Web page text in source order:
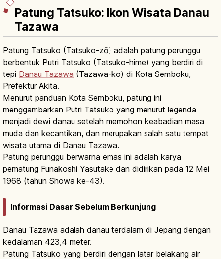
Patung Tatsuko: Ikon Wisata Danau
Tazawa
Patung Tatsuko (Tatsuko-zō) adalah patung perunggu
berbentuk Putri Tatsuko (Tatsuko-hime) yang berdiri di
tepi Danau Tazawa (Tazawa-ko) di Kota Semboku,
Prefektur Akita.
Menurut panduan Kota Semboku, patung ini
menggambarkan Putri Tatsuko yang menurut legenda
menjadi dewi danau setelah memohon keabadian masa
muda dan kecantikan, dan merupakan salah satu tempat
wisata utama di Danau Tazawa.
Patung perunggu berwarna emas ini adalah karya
pematung Funakoshi Yasutake dan didirikan pada 12 Mei
1968 (tahun Showa ke-43).
Informasi Dasar Sebelum Berkunjung
Danau Tazawa adalah danau terdalam di Jepang dengan
kedalaman 423,4 meter.
Patung Tatsuko yang berdiri dengan latar belakang air